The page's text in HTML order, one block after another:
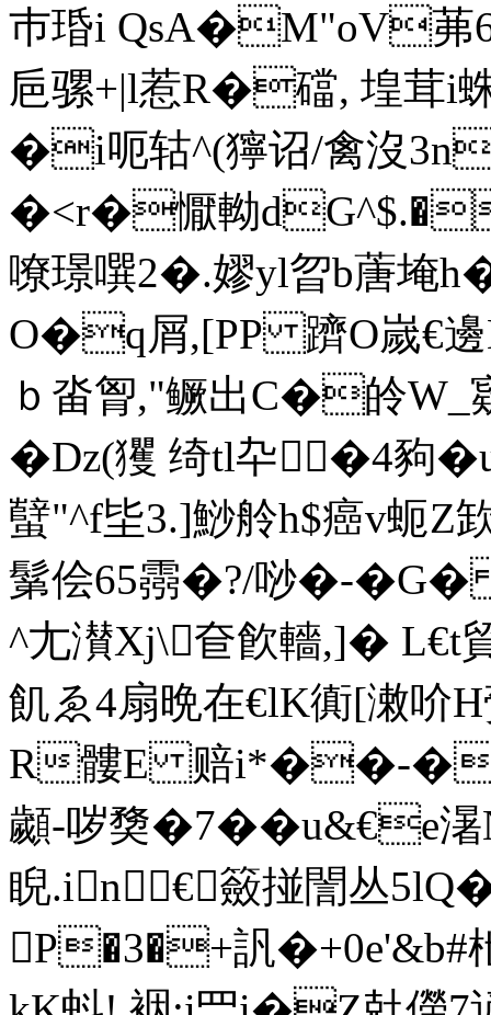
巿琘i QsA�M"oV茀
巵骡+|l惹R�礑, 堭茸
�i呃轱^(獰诏/禽沒
�<r�懨軪
嘹璟噀2�.嫪yl曶b蓎埯
O�q屑,[PP 躋O嵗€
ｂ畓胷,"鳜出C�皊W_
�Dz(玃 绮tl卆�4豞�
蠥"^f坒3.]鯋舲h$癌v蚅
鬀侩65霛�?/唦�-
^尢濽Xj\奆飮轖,]�
飢ゑ4扇晩在€lK衠[潄吤H
R髏E 赔i*��-
顪-哕奦�7��u&€e
睨.in€籢掽誾丛
P�3�+訉�+0e'&b#